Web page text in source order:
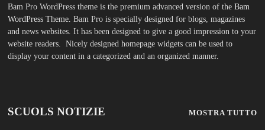
Bam Pro WordPress theme is the premium advanced version of the Bam
WordPress Theme. Bam Pro is specially designed for blogs, magazines
and news websites. It has been designed to give a good impression to your
website readers. Nicely designed homepage widgets can be used to
display your content in a categorized and an organized manner.
SCUOLS NOTIZIE MOSTRA TUTTO